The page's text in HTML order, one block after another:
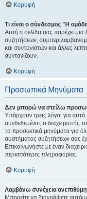
Κορυφή
Τι είναι ο σύνδεσμος "Η
Αυτή η σελίδα σας παρέχει
συζητήσεων,
και συντονιστών και άλλες
συντονίζουν.
Κορυφή
Προσωπικά Μηνύματα
Δεν μπορώ να στείλω
Υπάρχουν τρεις λόγοι για αυτό.
συνδεδεμένοι, ο διαχειριστής
τα προσωπικά μηνύματα για
συστήματος συζητήσεων σας
Επικοινωνήστε με έναν
περισσότερες πληροφορίες.
Κορυφή
Λαμβάνω συνέχεια
Μπορείτε να διαγράψετε